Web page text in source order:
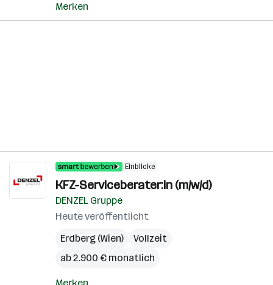
Merken
Einblicke
KFZ-Serviceberater:in (m/w/d)
DENZEL Gruppe
Heute veröffentlicht
Erdberg (Wien)
Vollzeit
ab 2.900 € monatlich